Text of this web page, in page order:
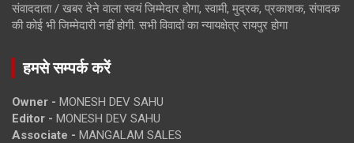
संवाददाता / खबर देने वाला स्वयं जिम्मेदार होगा, स्वामी, मुद्रक, प्रकाशक, संपादक
की कोई भी जिम्मेदारी नहीं होगी. सभी विवादों का न्यायक्षेत्र रायपुर होगा
हमसे सम्पर्क करें
Owner - MONESH DEV SAHU
Editor - MONESH DEV SAHU
Associate - MANGALAM SALES